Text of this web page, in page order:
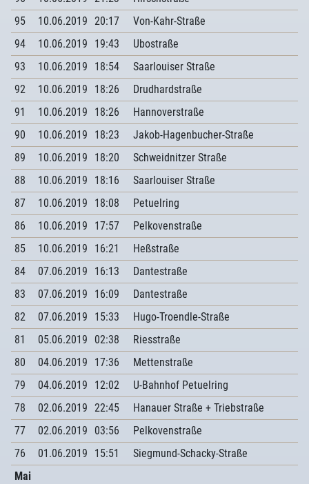
95
10.06.2019 20:17
Von-Kahr-Straße
94
10.06.2019 19:43
Ubostraße
93
10.06.2019 18:54
Saarlouiser Straße
92
10.06.2019 18:26
Drudhardstraße
91
10.06.2019 18:26
Hannoverstraße
90
10.06.2019 18:23
Jakob-Hagenbucher-Straße
89
10.06.2019 18:20
Schweidnitzer Straße
88
10.06.2019 18:16
Saarlouiser Straße
87
10.06.2019 18:08
Petuelring
86
10.06.2019 17:57
Pelkovenstraße
85
10.06.2019 16:21
Heßstraße
84
07.06.2019 16:13
Dantestraße
83
07.06.2019 16:09
Dantestraße
82
07.06.2019 15:33
Hugo-Troendle-Straße
81
05.06.2019 02:38
Riesstraße
80
04.06.2019 17:36
Mettenstraße
79
04.06.2019 12:02
U-Bahnhof Petuelring
78
02.06.2019 22:45
Hanauer Straße + Triebstraße
77
02.06.2019 03:56
Pelkovenstraße
76
01.06.2019 15:51
Siegmund-Schacky-Straße
Mai